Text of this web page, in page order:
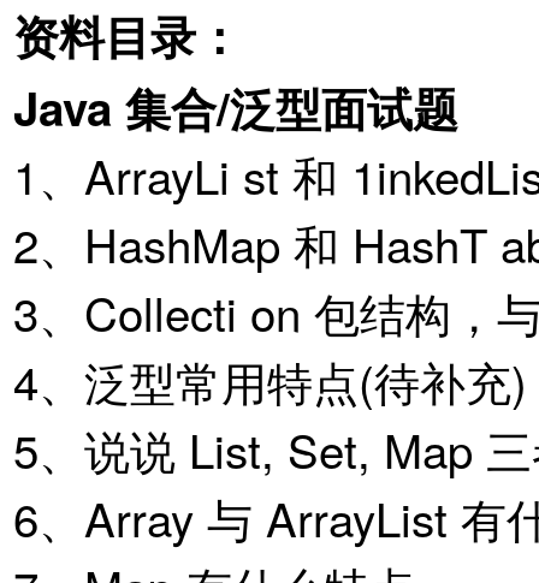
资料目录：
Java 集合/泛型面试题
1、ArrayLi st 和
2、HashMap 和 HashT
3、Collecti on 包结构，
4、泛型常用特点(待补充)
5、说说 List, Set, Map
6、Array 与 ArrayList 有